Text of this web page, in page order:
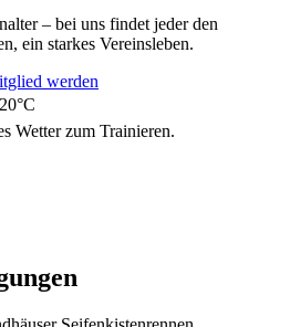
– bei uns findet jeder den
ein starkes Vereinsleben.
werden
20°C
Wetter zum Trainieren.